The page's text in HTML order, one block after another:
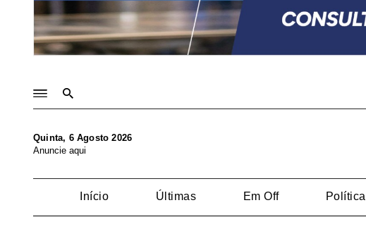
Quinta, 6 Agosto 2026
Anuncie aqui
Início Últimas Em Off Política